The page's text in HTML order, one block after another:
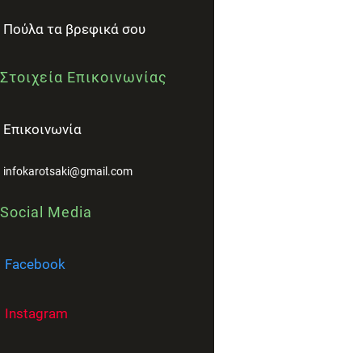
Πούλα τα βρεφικά σου
Στοιχεία Επικοινωνίας
Επικοινωνία
infokarotsaki@gmail.com
Social Media
Facebook
Instagram